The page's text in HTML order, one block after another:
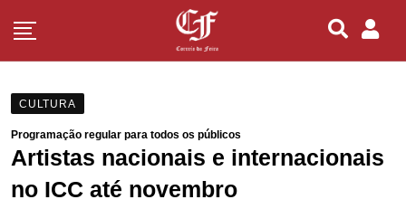
CULTURA
Programação regular para todos os públicos
Artistas nacionais e internacionais
no ICC até novembro